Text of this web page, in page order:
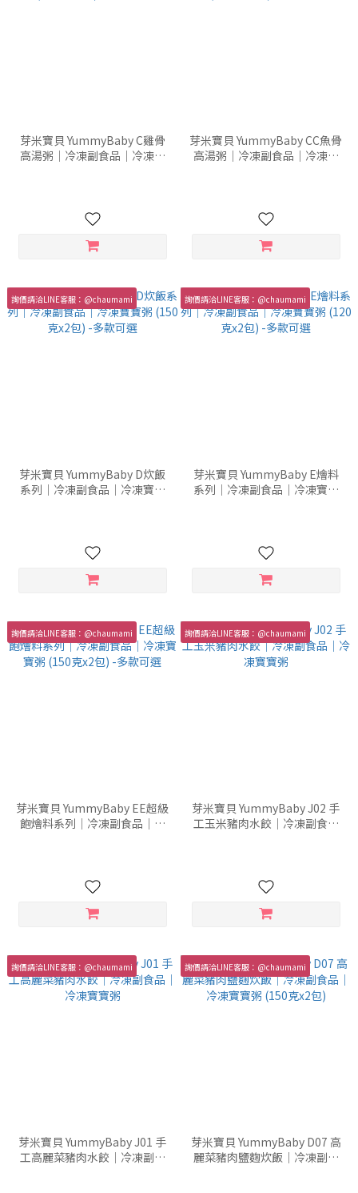
芽米寶貝 YummyBaby C雞骨
高湯粥｜冷凍副食品｜冷凍寶
芽米寶貝 YummyBaby CC魚骨
高湯粥｜冷凍副食品｜冷凍寶
詢價請洽LINE客服：@chaumami
芽米寶貝 YummyBaby D炊飯
系列｜冷凍副食品｜冷凍寶寶
詢價請洽LINE客服：@chaumami
芽米寶貝 YummyBaby E燴料
系列｜冷凍副食品｜冷凍寶寶
詢價請洽LINE客服：@chaumami
芽米寶貝 YummyBaby EE超級
飽燴料系列｜冷凍副食品｜冷
詢價請洽LINE客服：@chaumami
芽米寶貝 YummyBaby J02 手
工玉米豬肉水餃｜冷凍副食品
詢價請洽LINE客服：@chaumami
芽米寶貝 YummyBaby J01 手
工高麗菜豬肉水餃｜冷凍副食
詢價請洽LINE客服：@chaumami
芽米寶貝 YummyBaby D07 高
麗菜豬肉鹽麴炊飯｜冷凍副食